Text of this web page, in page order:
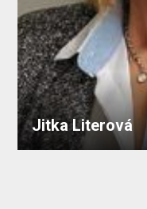
Jitka Literová